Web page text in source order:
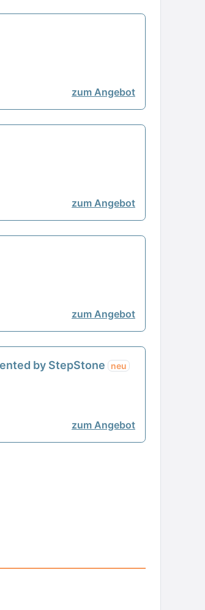
zum Angebot
zum Angebot
zum Angebot
by StepStone neu
zum Angebot